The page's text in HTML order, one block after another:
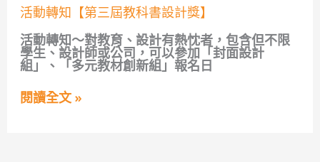
文
化
繪
本
親
子
共
讀
活動轉知【第三屆教科書設計獎】
活動轉知～對教育、設計有熱忱者，包含但不限
學生、設計師或公司，可以參加「封面設計
組」、「多元教材創新組」報名日
活
動
轉
知
【第
三
教
閱讀全文 »